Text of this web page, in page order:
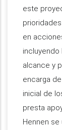
este
en
alcance y
encarga
inicial de
presta
Hennen se